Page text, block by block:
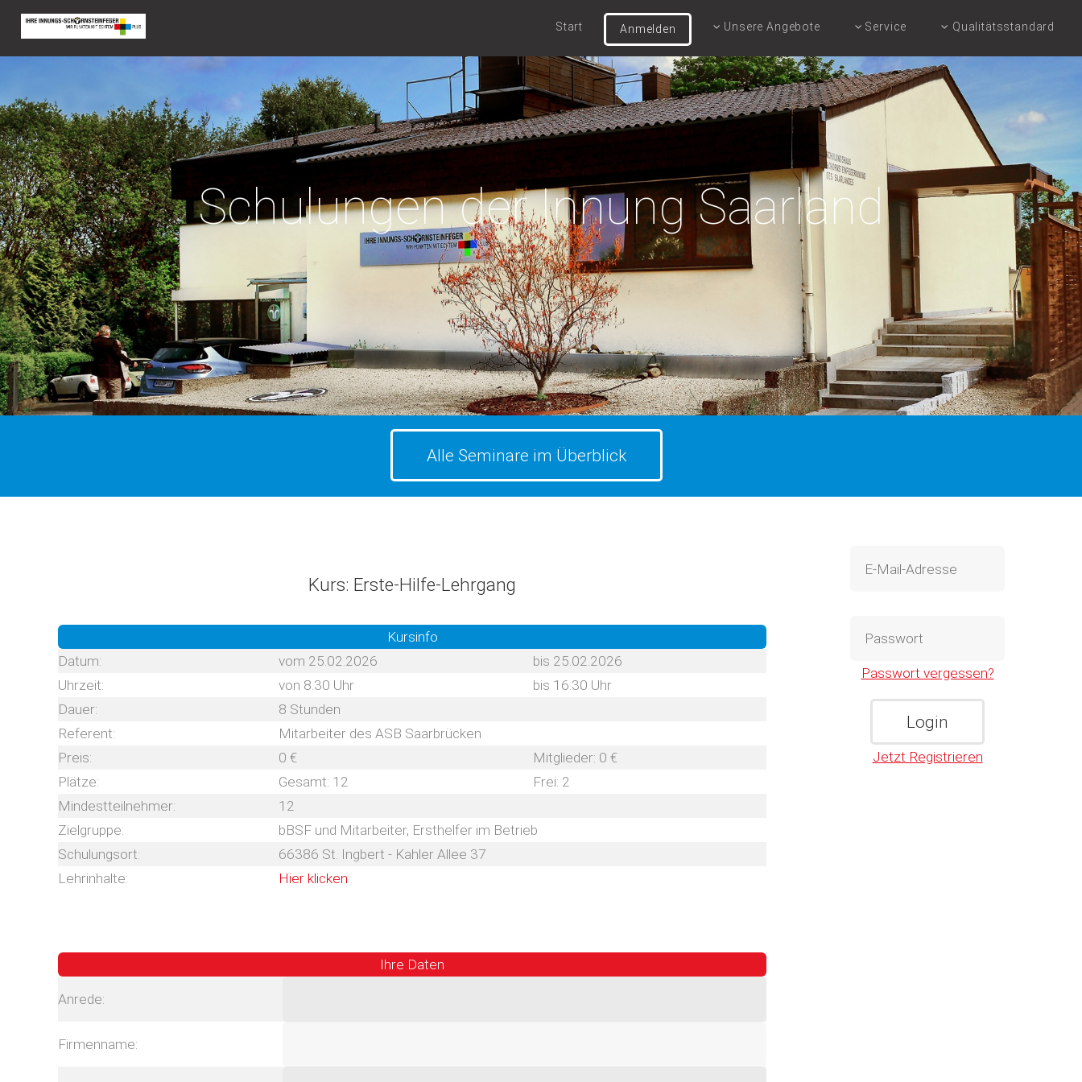
Start Anmelden Unsere Angebote Service Qualitätsstandard
Schulungen der Innung Saarland
Alle Seminare im Überblick
Kurs: Erste-Hilfe-Lehrgang
Kursinfo
Datum:
vom 25.02.2026
bis 25.02.2026
Uhrzeit:
von 8.30 Uhr
bis 16.30 Uhr
Dauer:
8 Stunden
Referent:
Mitarbeiter des ASB Saarbrücken
Preis:
0 €
Mitglieder: 0 €
Plätze:
Gesamt: 12
Frei: 2
Mindestteilnehmer:
12
Zielgruppe:
bBSF und Mitarbeiter, Ersthelfer im Betrieb
Schulungsort:
66386 St. Ingbert - Kahler Allee 37
Lehrinhalte:
Hier klicken
Ihre Daten
Anrede:
Firmenname:
Passwort vergessen?
Jetzt Registrieren